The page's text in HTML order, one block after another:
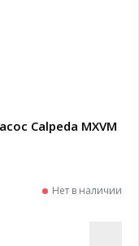
Calpeda MXVM
Нет в наличии